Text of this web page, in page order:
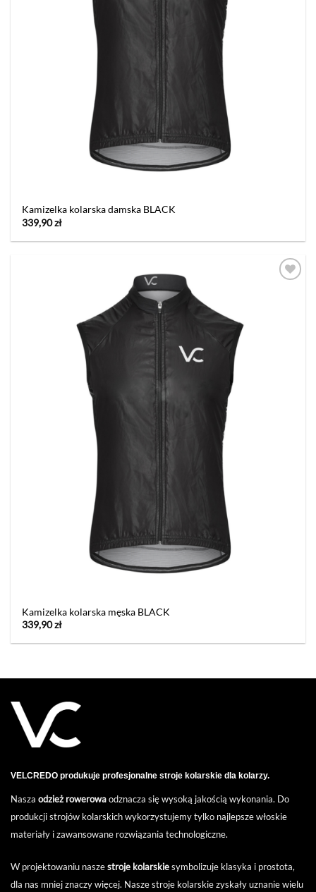
Kamizelka kolarska damska BLACK
339,90zł
Kamizelka kolarska męska BLACK
339,90zł
VELCREDO produkuje profesjonalne stroje kolarskie dla kolarzy.
Nasza odzież rowerowaodznacza się wysoką jakością wykonania. Do
produkcji strojów kolarskich wykorzystujemy tylko najlepsze włoskie
materiały i zawansowane rozwiązania technologiczne.
W projektowaniu naszestroje kolarskiesymbolizuje klasyka i prostota,
dla nas mniej znaczy więcej. Nasze stroje kolarskie zyskały uznanie wielu